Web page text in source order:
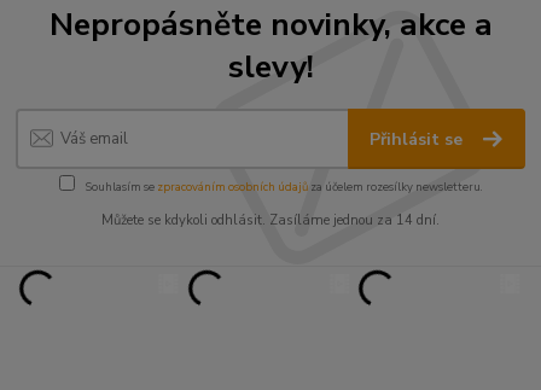
Nepropásněte novinky, akce a
slevy!
Přihlásit se
Souhlasím se zpracováním osobních údajůza účelem rozesílky newsletteru.
Můžete se kdykoli odhlásit. Zasíláme jednou za 14 dní.